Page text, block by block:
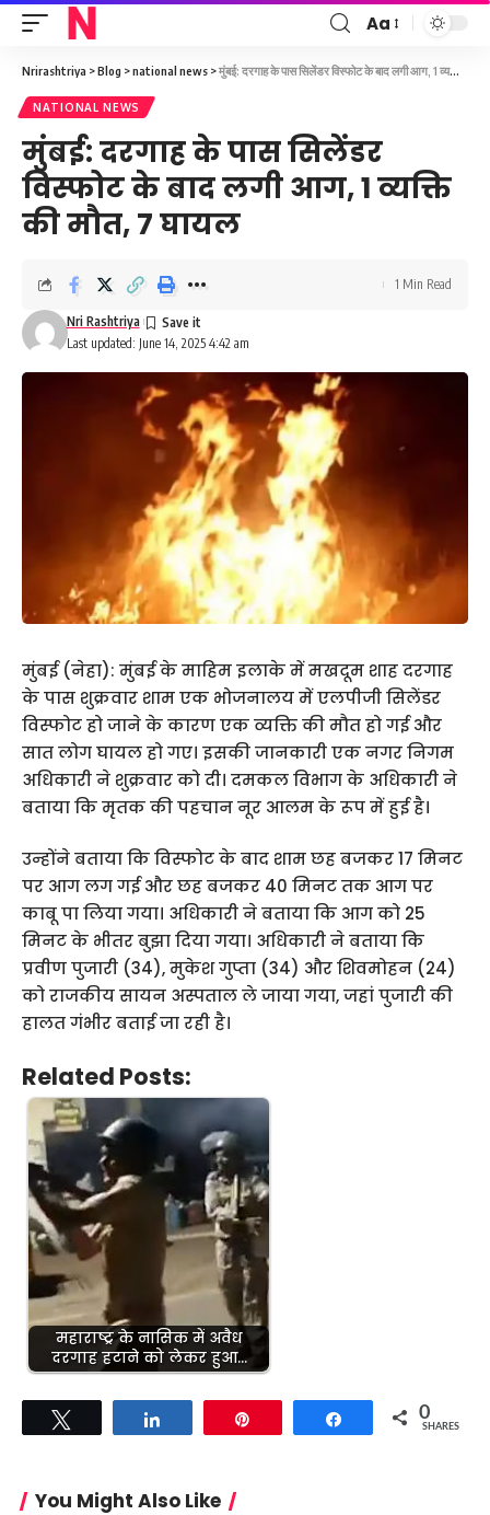
Font
Resizer
Aa
Nrirashtriya >Blog >national news >मुंबई: दरगाह के पास सिलेंडर विस्फोट के बाद लगी आग, 1 व्यक्ति की मौत, 7 घायल
NATIONAL NEWS
मुंबई: दरगाह के पास सिलेंडर
विस्फोट के बाद लगी आग, 1 व्यक्ति
की मौत, 7 घायल
Last updated: June 14, 2025 4:42 am
Nri Rashtriya
1 Min Read
मुंबई (नेहा): मुंबई के माहिम इलाके में मखदूम शाह दरगाह
के पास शुक्रवार शाम एक भोजनालय में एलपीजी सिलेंडर
विस्फोट हो जाने के कारण एक व्यक्ति की मौत हो गई और
सात लोग घायल हो गए। इसकी जानकारी एक नगर निगम
अधिकारी ने शुक्रवार को दी। दमकल विभाग के अधिकारी ने
बताया कि मृतक की पहचान नूर आलम के रूप में हुई है।
उन्होंने बताया कि विस्फोट के बाद शाम छह बजकर 17 मिनट
पर आग लग गई और छह बजकर 40 मिनट तक आग पर
काबू पा लिया गया। अधिकारी ने बताया कि आग को 25
मिनट के भीतर बुझा दिया गया। अधिकारी ने बताया कि
प्रवीण पुजारी (34), मुकेश गुप्ता (34) और शिवमोहन (24)
को राजकीय सायन अस्पताल ले जाया गया, जहां पुजारी की
हालत गंभीर बताई जा रही है।
Related Posts:
महाराष्ट्र के नासिक में अवैध
दरगाह हटाने को लेकर हुआ…
Share 0
SHARES
You Might Also Like